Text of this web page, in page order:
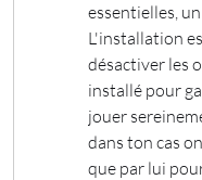
essentielles,
L'installation
désactiver les
installé pour
jouer
dans ton cas
que par lui